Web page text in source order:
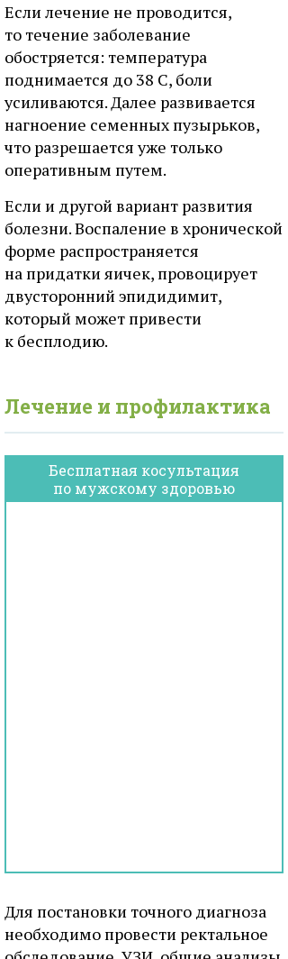
Если лечение не проводится,
то течение заболевание
обостряется: температура
поднимается до 38 С, боли
усиливаются. Далее развивается
нагноение семенных пузырьков,
что разрешается уже только
оперативным путем.
Если и другой вариант развития
болезни. Воспаление в хронической
форме распространяется
на придатки яичек, провоцирует
двусторонний эпидидимит,
который может привести
к бесплодию.
Лечение и профилактика
Бесплатная косультация
по мужскому здоровью
Для постановки точного диагноза
необходимо провести ректальное